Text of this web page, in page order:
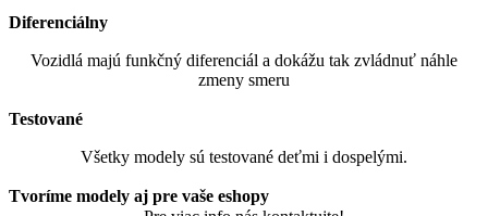
Diferenciálny
Vozidlá majú funkčný diferenciál a dokážu tak zvládnuť náhle
zmeny smeru
Testované
Všetky modely sú testované deťmi i dospelými.
Tvoríme modely aj pre vaše eshopy